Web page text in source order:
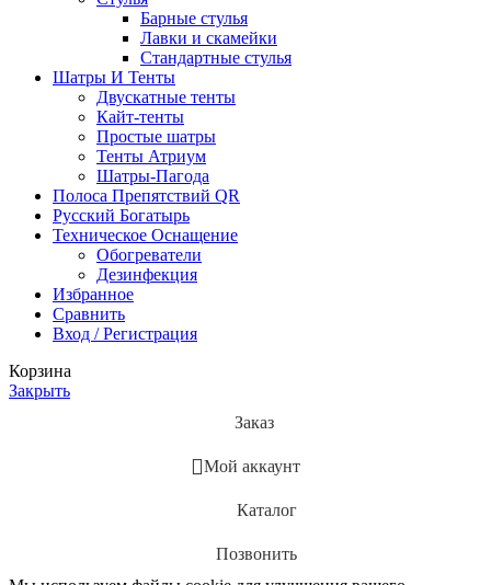
Барные стулья
Лавки и скамейки
Стандартные стулья
Шатры И Тенты
Двускатные тенты
Кайт-тенты
Простые шатры
Тенты Атриум
Шатры-Пагода
Полоса Препятствий QR
Русский Богатырь
Техническое Оснащение
Обогреватели
Дезинфекция
Избранное
Сравнить
Вход / Регистрация
Корзина
Закрыть
Заказ
Мой аккаунт
Каталог
Позвонить